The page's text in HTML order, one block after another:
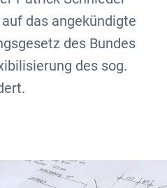
das angekündigte
des Bundes
des sog.